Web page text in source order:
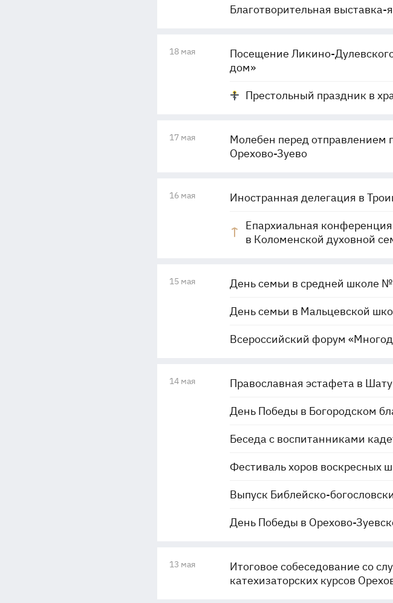
Благотворительная
18 мая
Посещение Ликино-
дом»
Престольный праздник в
17 мая
Молебен перед отправлением
Орехово-Зуево
16 мая
Иностранная делегация в
Епархиальная
в Коломенской духовной
15 мая
День семьи в средней школе
День семьи в Мальцевской
Всероссийский форум
14 мая
Православная эстафета в
День Победы в Богородском
Беседа с воспитанниками
Фестиваль хоров воскресных
Выпуск Библейско-
День Победы в Орехово-
13 мая
Итоговое собеседование со
катехизаторских курсов